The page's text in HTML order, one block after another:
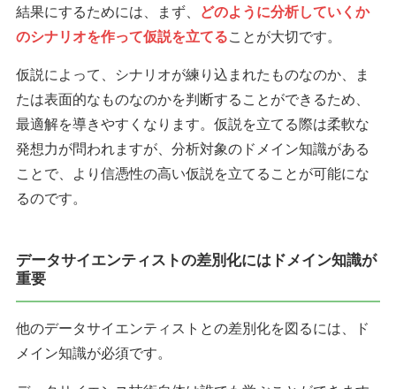
結果にするためには、まず、 どのように分析していくか
のシナリオを作って仮説を立てることが大切です。
仮説によって、シナリオが練り込まれたものなのか、ま
たは表面的なものなのかを判断することができるため、
最適解を導きやすくなります。仮説を立てる際は柔軟な
発想力が問われますが、分析対象のドメイン知識がある
ことで、より信憑性の高い仮説を立てることが可能にな
るのです。
データサイエンティストの差別化にはドメイン知識が
重要
他のデータサイエンティストとの差別化を図るには、ド
メイン知識が必須です。